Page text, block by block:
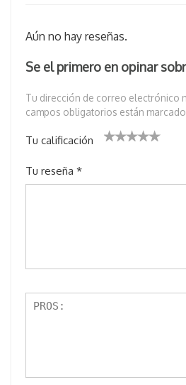
Aún no hay reseñas.
Se el primero en opinar
Tu dirección de correo electrónico
campos obligatorios están
Tu calificación
re
lla
Tu reseña *